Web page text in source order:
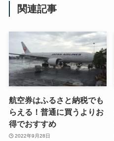
関連記事
航空券はふるさと納税でも
らえる！普通に買うよりお
得でおすすめ
2022年9月28日